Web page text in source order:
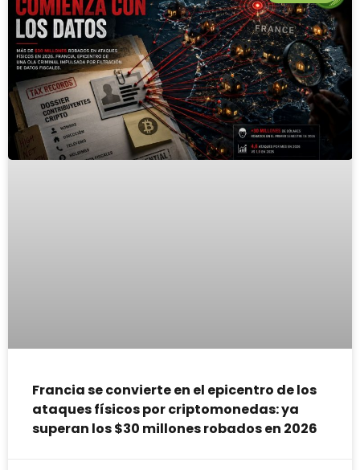
Francia se convierte en el epicentro de los
ataques físicos por criptomonedas: ya
superan los $30 millones robados en 2026